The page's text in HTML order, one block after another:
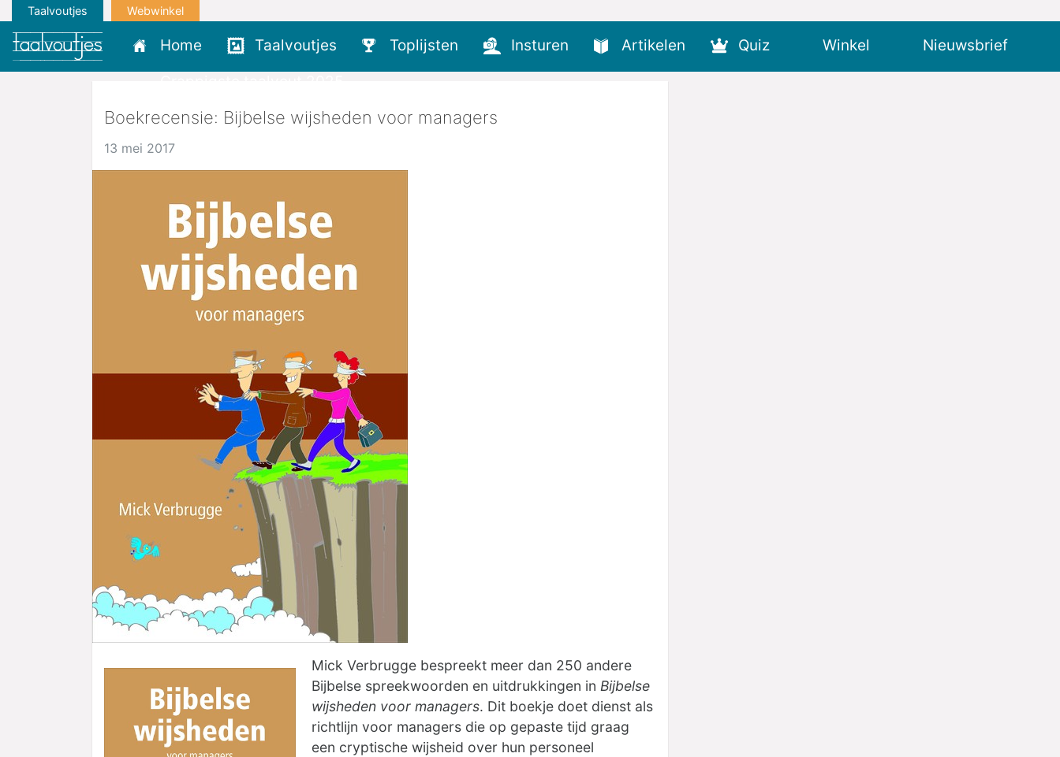
Taalvoutjes Webwinkel
Home Taalvoutjes Toplijsten Insturen Artikelen Quiz Winkel
Nieuwsbrief
Boekrecensie: Bijbelse wijsheden voor managers
13 mei 2017
Mick Verbrugge bespreekt meer dan 250 andere
Bijbelse spreekwoorden en uitdrukkingen in Bijbelse
wijsheden voor managers. Dit boekje doet dienst als
richtlijn voor managers die op gepaste tijd graag
een cryptische wijsheid over hun personeel